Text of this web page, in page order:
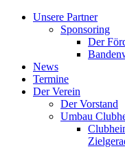
Unsere Partner
Sponsoring
Der
News
Termine
Der Verein
Der Vorstand
Umbau